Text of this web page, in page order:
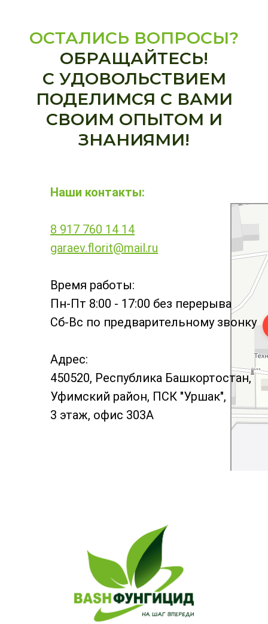
ОСТАЛИСЬ ВОПРОСЫ?
ОБРАЩАЙТЕСЬ!
С УДОВОЛЬСТВИЕМ
ПОДЕЛИМСЯ С ВАМИ
СВОИМ ОПЫТОМ И
ЗНАНИЯМИ!
Баш
Средства
Удобрения
Наши контакты:
8 917 760 14 14
garaev.florit@mail.ru
Время работы:
Пн-Пт 8:00 - 17:00 без перерыва
Сб-Вс по предварительному звонку
Адрес:
450520, Республика Башкортостан,
Уфимский район, ПСК "Уршак",
3 этаж, офис 303А